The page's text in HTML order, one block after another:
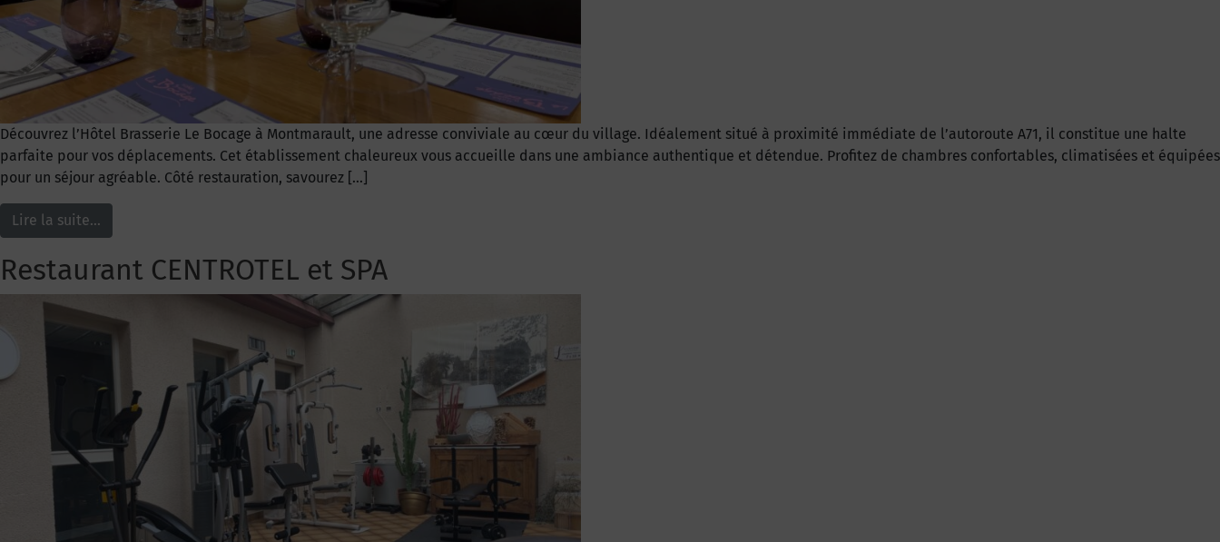
Découvrez l’Hôtel Brasserie Le Bocage à Montmarault, une adresse conviviale au cœur du village. Idéalement situé à proximité immédiate de l’autoroute A71, il constitue une halte
parfaite pour vos déplacements. Cet établissement chaleureux vous accueille dans une ambiance authentique et détendue. Profitez de chambres confortables, climatisées et équipées
pour un séjour agréable. Côté restauration, savourez […]
Lire la suite…
Restaurant CENTROTEL et SPA